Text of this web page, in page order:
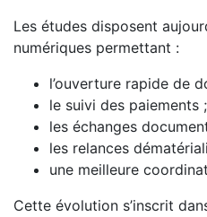
Les études disposent
numériques permettant :
l’ouverture rapide de
le suivi des paiements ;
les échanges
les relances
une meilleure
Cette évolution s’inscrit